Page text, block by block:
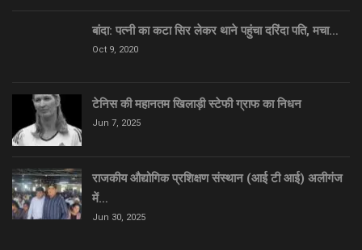
बांदा: पत्नी का कटा सिर लेकर थाने पहुंचा दरिंदा पति, मचा…
Oct 9, 2020
टेनिस की महानतम खिलाड़ी स्टेफी ग्राफ का निधन
Jun 7, 2025
राजकीय औद्योगिक प्रशिक्षण संस्थान (आई टी आई) अलीगंज
में…
Jun 30, 2025